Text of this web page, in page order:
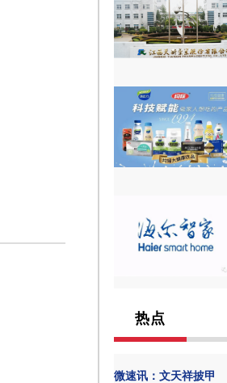
热点
微速讯：文天祥披甲